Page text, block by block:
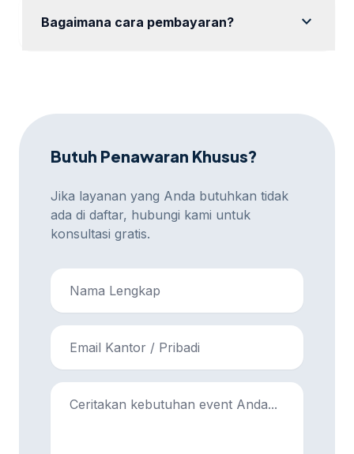
Bagaimana cara pembayaran? expand_more
Butuh Penawaran Khusus?
Jika layanan yang Anda butuhkan tidak
ada di daftar, hubungi kami untuk
konsultasi gratis.